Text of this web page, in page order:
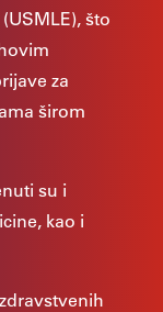
što
za
širom
su i
kao i